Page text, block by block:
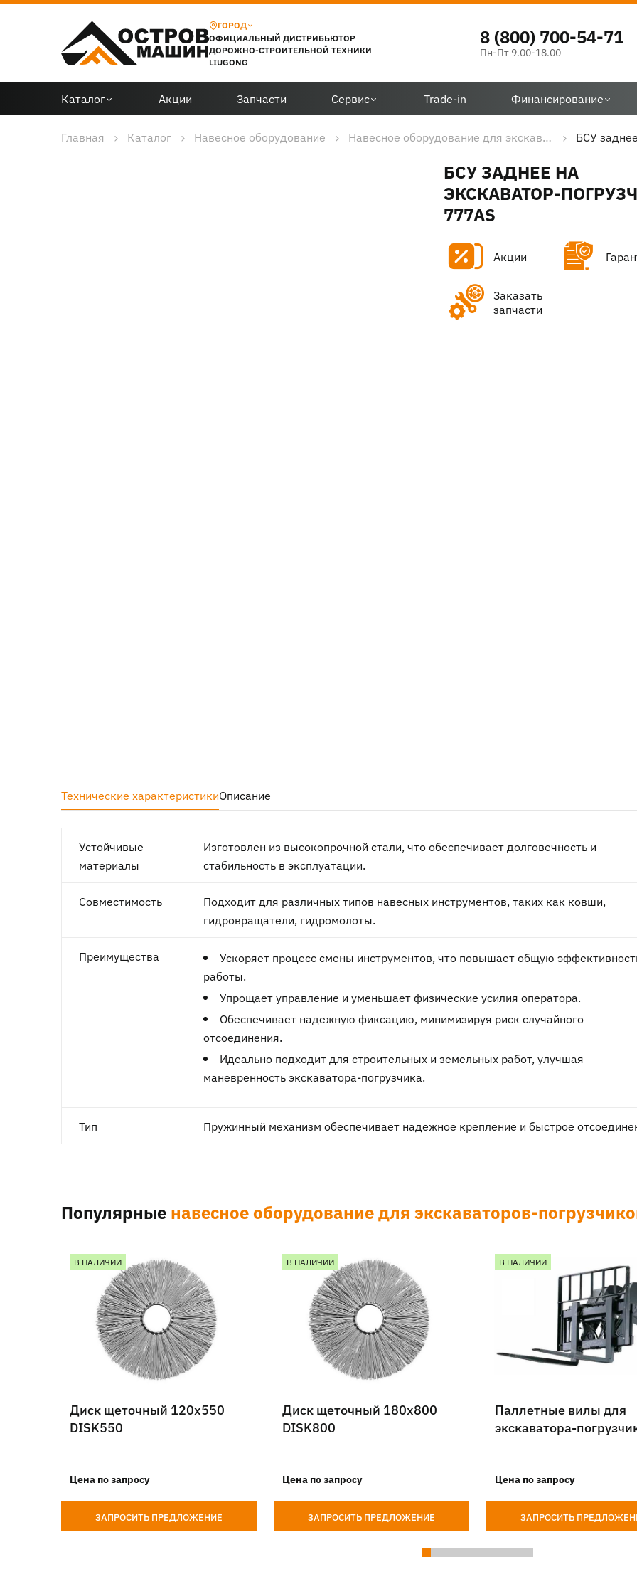
ГОРОД
ОФИЦИАЛЬНЫЙ ДИСТРИБЬЮТОР
ДОРОЖНО-СТРОИТЕЛЬНОЙ ТЕХНИКИ
LIUGONG
8 (800) 700-54-71
Пн-Пт 9.00-18.00
Каталог Акции Запчасти Сервис Trade-in Финансирование
Главная Каталог Навесное оборудование Навесное оборудование для экскаваторов-погрузчиков БСУ
БСУ ЗАДНЕЕ НА
ЭКСКАВАТОР-
777AS
Акции
Заказать
запчасти
Технические характеристикиОписание
Устойчивые
материалы
Изготовлен из высокопрочной стали, что обеспечивает долговечность и
стабильность в эксплуатации.
Совместимость
Подходит для различных типов навесных инструментов, таких как ковши,
гидровращатели, гидромолоты.
Преимущества
Ускоряет процесс смены инструментов, что повышает общую
работы.
Упрощает управление и уменьшает физические усилия оператора.
Обеспечивает надежную фиксацию, минимизируя риск случайного
отсоединения.
Идеально подходит для строительных и земельных работ, улучшая
маневренность экскаватора-погрузчика.
Тип Пружинный механизм обеспечивает надежное крепление и быстрое
Популярные навесное оборудование для экскаваторов-
В НАЛИЧИИ
Диск щеточный 120х550
DISK550
Цена по запросу
ЗАПРОСИТЬ ПРЕДЛОЖЕНИЕ
В НАЛИЧИИ
Диск щеточный 180х800
DISK800
Цена по запросу
ЗАПРОСИТЬ ПРЕДЛОЖЕНИЕ
В НАЛИЧИИ
Паллетные вилы для
экскаватора-
Цена по запросу
ЗАПРОСИТЬ